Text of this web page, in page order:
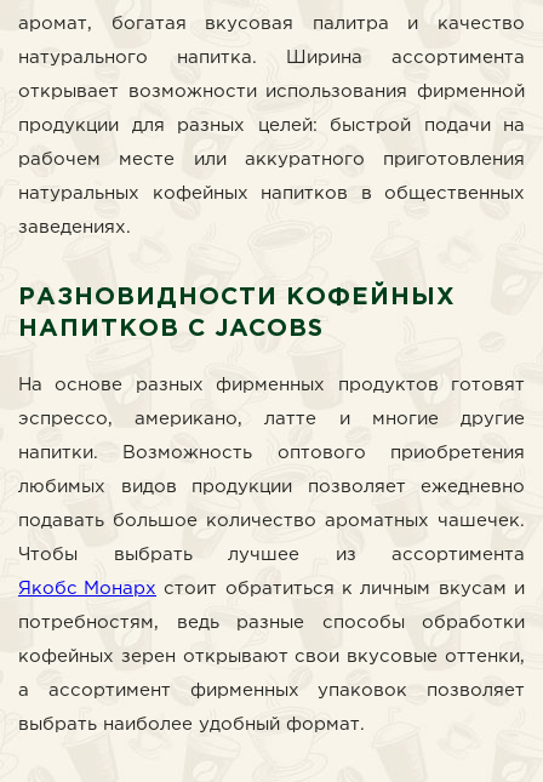
аромат, богатая вкусовая палитра и качество
натурального напитка. Ширина ассортимента
открывает возможности использования фирменной
продукции для разных целей: быстрой подачи на
рабочем месте или аккуратного приготовления
натуральных кофейных напитков в общественных
заведениях.
РАЗНОВИДНОСТИ КОФЕЙНЫХ
НАПИТКОВ C JACOBS
На основе разных фирменных продуктов готовят
эспрессо, американо, латте и многие другие
напитки. Возможность оптового приобретения
любимых видов продукции позволяет ежедневно
подавать большое количество ароматных чашечек.
Чтобы выбрать лучшее из ассортимента
Якобс Монарх стоит обратиться к личным вкусам и
потребностям, ведь разные способы обработки
кофейных зерен открывают свои вкусовые оттенки,
а ассортимент фирменных упаковок позволяет
выбрать наиболее удобный формат.